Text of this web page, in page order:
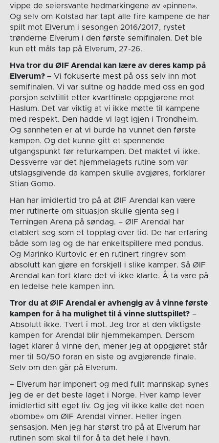
vippe de seiersvante hedmarkingene av «pinnen».
Og selv om Kolstad har tapt alle fire kampene de har
spilt mot Elverum i sesongen 2016/2017, rystet
trønderne Elverum i den første semifinalen. Det ble
kun ett måls tap på Elverum, 27-26.
Hva tror du ØIF Arendal kan lære av deres kamp på
Elverum? –Vi fokuserte mest på oss selv inn mot
semifinalen. Vi var sultne og hadde med oss en god
porsjon selvtillit etter kvartfinale oppgjørene mot
Haslum. Det var viktig at vi ikke møtte til kampene
med respekt. Den hadde vi lagt igjen i Trondheim.
Og sannheten er at vi burde ha vunnet den første
kampen. Og det kunne gitt et spennende
utgangspunkt før returkampen. Det maktet vi ikke.
Dessverre var det hjemmelagets rutine som var
utslagsgivende da kampen skulle avgjøres, forklarer
Stian Gomo.
Han har imidlertid tro på at ØIF Arendal kan være
mer rutinerte om situasjon skulle gjenta seg i
Terningen Arena på søndag. – ØIF Arendal har
etablert seg som et topplag over tid. De har erfaring
både som lag og de har enkeltspillere med pondus.
Og Marinko Kurtovic er en rutinert ringrev som
absolutt kan gjøre en forskjell i slike kamper. Så ØIF
Arendal kan fort klare det vi ikke klarte. Å ta vare på
en ledelse hele kampen inn.
Tror du at ØIF Arendal er avhengig av å vinne første
kampen for å ha mulighet til å vinne sluttspillet?–
Absolutt ikke. Tvert i mot. Jeg tror at den viktigste
kampen for Arendal blir hjemmekampen. Dersom
laget klarer å vinne den, mener jeg at oppgjøret står
mer til 50/50 foran en siste og avgjørende finale.
Selv om den går på Elverum.
– Elverum har imponert og med fullt mannskap synes
jeg de er det beste laget i Norge. Hver kamp lever
imidlertid sitt eget liv. Og jeg vil ikke kalle det noen
«bombe» om ØIF Arendal vinner. Heller ingen
sensasjon. Men jeg har størst tro på at Elverum har
rutinen som skal til for å ta det hele i havn.